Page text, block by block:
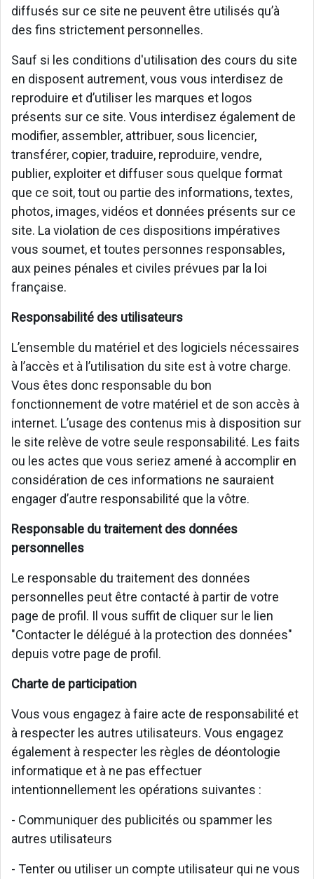
diffusés sur ce site ne peuvent être utilisés qu’à
des fins strictement personnelles.
Sauf si les conditions d'utilisation des cours du site
en disposent autrement, vous vous interdisez de
reproduire et d’utiliser les marques et logos
présents sur ce site. Vous interdisez également de
modifier, assembler, attribuer, sous licencier,
transférer, copier, traduire, reproduire, vendre,
publier, exploiter et diffuser sous quelque format
que ce soit, tout ou partie des informations, textes,
photos, images, vidéos et données présents sur ce
site. La violation de ces dispositions impératives
vous soumet, et toutes personnes responsables,
aux peines pénales et civiles prévues par la loi
française.
Responsabilité des utilisateurs
L’ensemble du matériel et des logiciels nécessaires
à l’accès et à l’utilisation du site est à votre charge.
Vous êtes donc responsable du bon
fonctionnement de votre matériel et de son accès à
internet. L’usage des contenus mis à disposition sur
le site relève de votre seule responsabilité. Les faits
ou les actes que vous seriez amené à accomplir en
considération de ces informations ne sauraient
engager d’autre responsabilité que la vôtre.
Responsable du traitement des données
personnelles
Le responsable du traitement des données
personnelles peut être contacté à partir de votre
page de profil. Il vous suffit de cliquer sur le lien
"Contacter le délégué à la protection des données"
depuis votre page de profil.
Charte de participation
Vous vous engagez à faire acte de responsabilité et
à respecter les autres utilisateurs. Vous engagez
également à respecter les règles de déontologie
informatique et à ne pas effectuer
intentionnellement les opérations suivantes :
- Communiquer des publicités ou spammer les
autres utilisateurs
- Tenter ou utiliser un compte utilisateur qui ne vous